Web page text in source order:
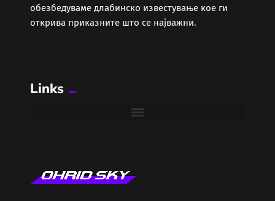
Здравје
Колумни
Лајфстајл
обезбедуваме длабинско известување кое ги
открива приказните што се најважни.
Links